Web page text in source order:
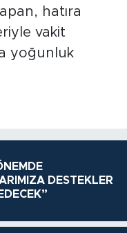
hatıra
vakit
yoğunluk
DESTEKLER